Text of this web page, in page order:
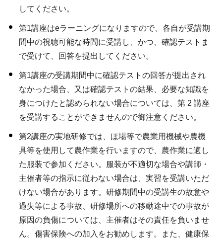
してください。
第1講座はeラーニングになりますので、各自が受講期
間中の視聴可能な時間に受講し、かつ、確認テストま
で受けて、回答を提出してください。
第1講座の受講期間中に確認テストの回答が提出され
なかった場合、又は確認テストの結果、必要な知識を
身につけたと認められない場合については、第 2 講座
を受講することができませんので御注意ください。
第2講座の実地研修では、ほ場等で農業用機械や農機
具等を使用して農作業を行いますので、農作業に適し
た服装で参加ください。服装が不適切な場合や講師・
主催者等の指示に従わない場合は、実習を受講いただ
けない場合があります。研修期間中の受講生の故意や
過失等による事故、研修場所への移動途中での事故が
原因の負傷については、主催者はその責任を負いませ
ん。傷害保険への加入をお勧めします。また、健康保